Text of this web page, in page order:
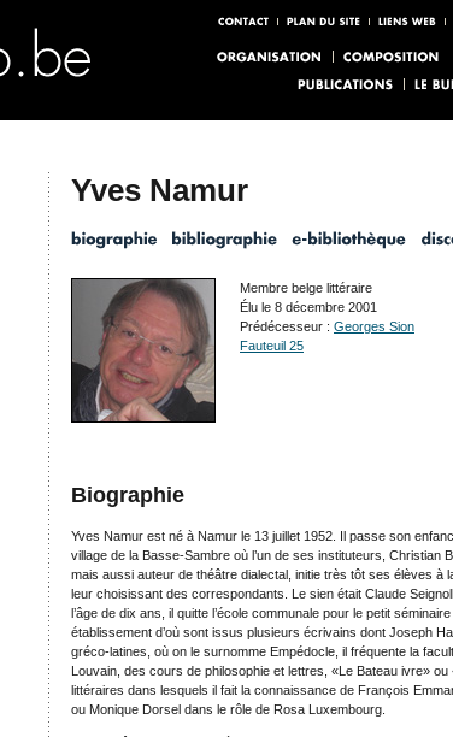
Yves Namur
Membre belge littéraire
Élu le 8 décembre 2001
Prédécesseur : Georges Sion
Fauteuil 25
Biographie
Yves Namur est né à Namur le 13 juillet 1952. Il passe son
village de la Basse-Sambre où l’un de ses instituteurs, Christian
mais aussi auteur de théâtre dialectal, initie très tôt ses élèves à
leur choisissant des correspondants. Le sien était Claude
l’âge de dix ans, il quitte l’école communale pour le petit
établissement d’où sont issus plusieurs écrivains dont Joseph
gréco-latines, où on le surnomme Empédocle, il fréquente la
Louvain, des cours de philosophie et lettres, «Le Bateau ivre»
littéraires dans lesquels il fait la connaissance de François
ou Monique Dorsel dans le rôle de Rosa Luxembourg.